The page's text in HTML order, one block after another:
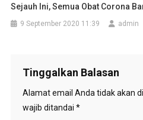
Sejauh Ini, Semua Obat Corona
9 September 2020 11:39 admin
Tinggalkan Balasan
Alamat email Anda tidak akan
wajib ditandai *